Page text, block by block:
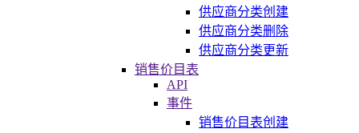
供应商分类创建
供应商分类删除
供应商分类更新
销售价目表
API
事件
销售价目表创建